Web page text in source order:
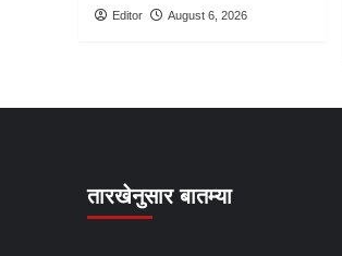
Editor August 6, 2026
तारखेनुसार बातम्या